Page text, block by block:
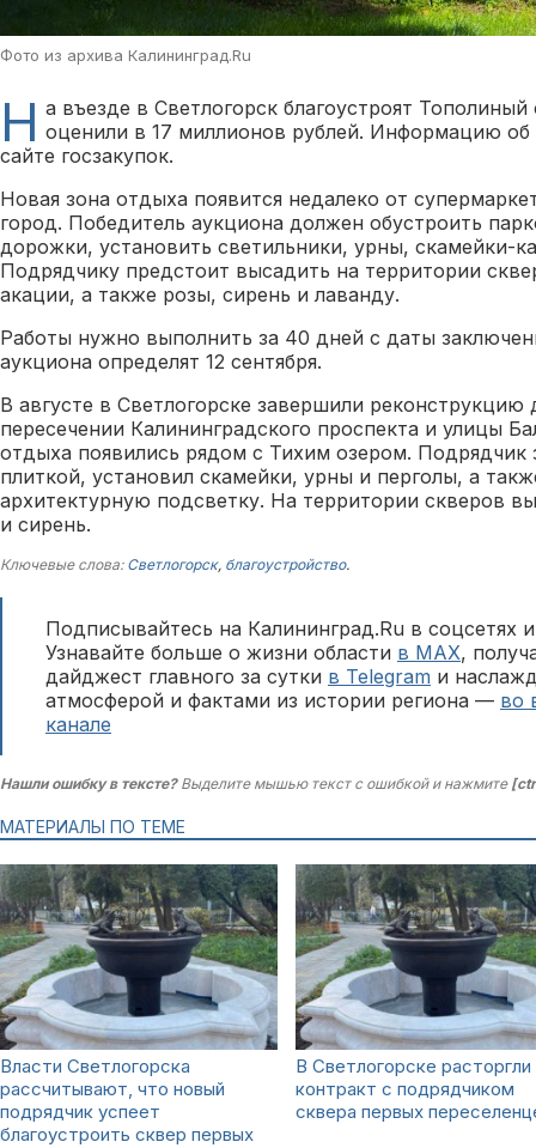
Фото из архива Калининград.Ru
Н а въезде в Светлогорск благоустроят
оценили в 17 миллионов рублей. Информацию
сайте госзакупок.
Новая зона отдыха появится недалеко от
город. Победитель аукциона должен обустроить
дорожки, установить светильники, урны, скамейки-
Подрядчику предстоит высадить на территории
акации, а также розы, сирень и лаванду.
Работы нужно выполнить за 40 дней с даты
аукциона определят 12 сентября.
В августе в Светлогорске завершили реконструкцию
пересечении Калининградского проспекта и улицы
отдыха появились рядом с Тихим озером. Подрядчик
плиткой, установил скамейки, урны и перголы, а
архитектурную подсветку. На территории скверов
и сирень.
Ключевые слова: Светлогорск, благоустройство.
Подписывайтесь на Калининград.Ru в соцсетях
Узнавайте больше о жизни области в MAX,
дайджест главного за сутки в Telegram и
атмосферой и фактами из истории региона — во
канале
Нашли ошибку в тексте?Выделите мышью текст с ошибкой и нажмите
МАТЕРИАЛЫ ПО ТЕМЕ
Власти Светлогорска
рассчитывают, что новый
подрядчик успеет
благоустроить сквер первых
В Светлогорске расторгли
контракт с подрядчиком
сквера первых